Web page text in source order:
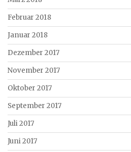
Februar 2018
Januar 2018
Dezember 2017
November 2017
Oktober 2017
September 2017
Juli 2017
Juni 2017